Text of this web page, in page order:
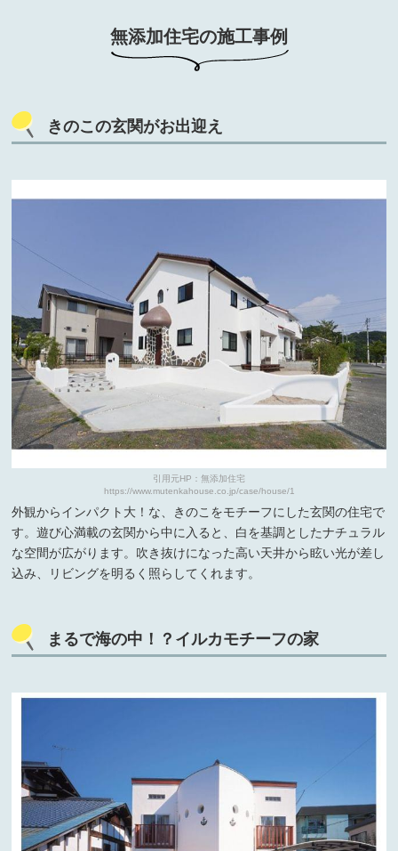
無添加住宅の施工事例
きのこの玄関がお出迎え
引用元HP：無添加住宅
https://www.mutenkahouse.co.jp/case/house/1
外観からインパクト大！な、きのこをモチーフにした玄関の住宅で
す。遊び心満載の玄関から中に入ると、白を基調としたナチュラル
な空間が広がります。吹き抜けになった高い天井から眩い光が差し
込み、リビングを明るく照らしてくれます。
まるで海の中！？イルカモチーフの家